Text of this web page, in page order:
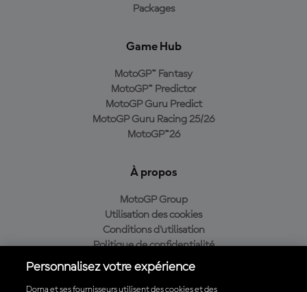
Packages
Game Hub
MotoGP™ Fantasy
MotoGP™ Predictor
MotoGP Guru Predict
MotoGP Guru Racing 25/26
MotoGP™26
À propos
MotoGP Group
Utilisation des cookies
Conditions d'utilisation
Politique de confidentialité
Politique d’achat
Personnalisez votre expérience
Dorna et ses fournisseurs utilisent des cookies et des